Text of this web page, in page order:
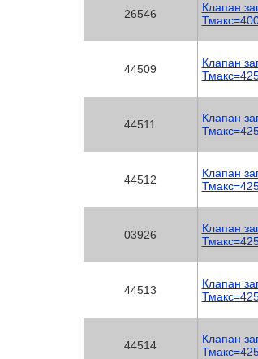
26546
Клапан
44509
Клапан
44511
Клапан
44512
Клапан
03926
Клапан
44513
Клапан
44514
Клапан